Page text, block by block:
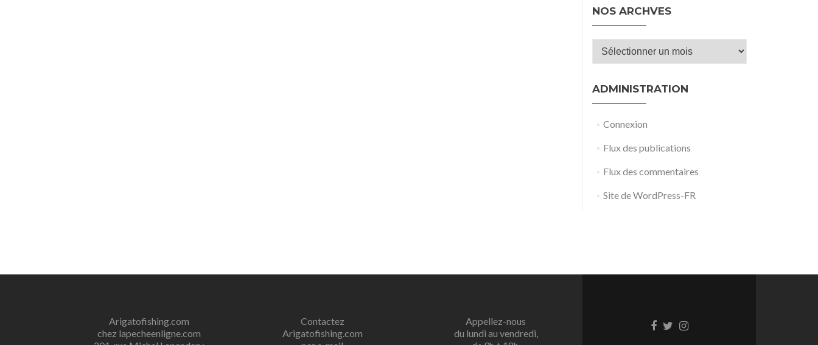
NOS ARCHVES
Nos
ADMINISTRATION
Connexion
Flux des publications
Flux des commentaires
Site de WordPress-FR
Arigatofishing.com
chez lapecheenligne.com
Contactez
Arigatofishing.com
Appellez-nous
du lundi au vendredi,
LienLienLien